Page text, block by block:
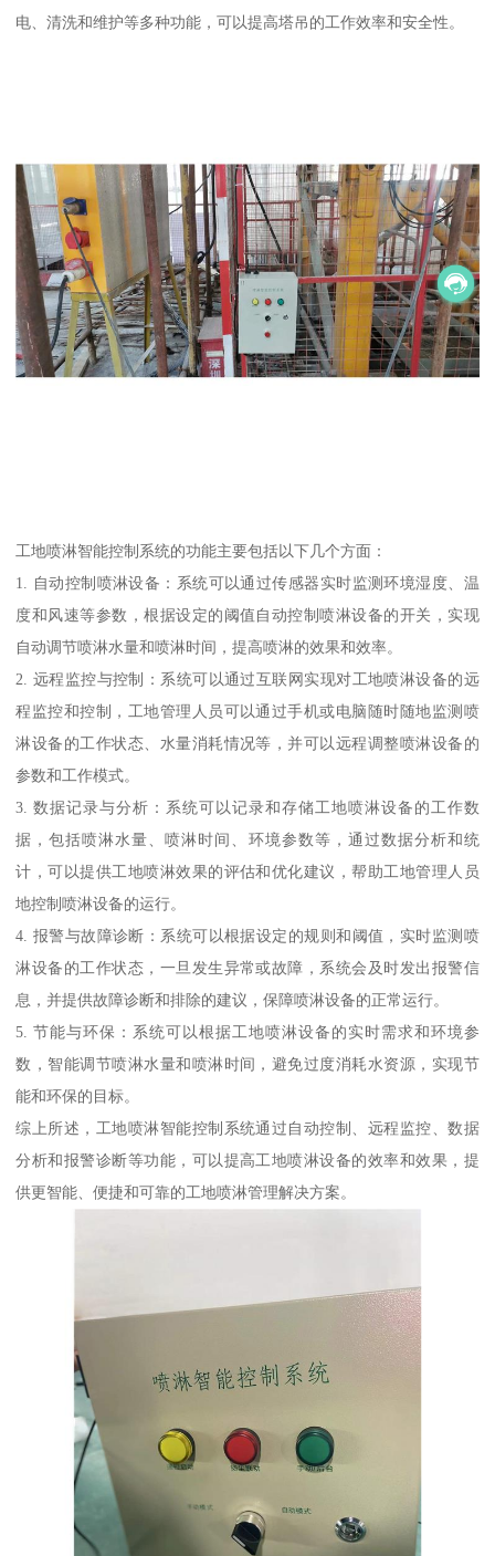
电、清洗和维护等多种功能，可以提高塔吊的工作效率和安全性。
工地喷淋智能控制系统的功能主要包括以下几个方面：
1. 自动控制喷淋设备：系统可以通过传感器实时监测环境湿度、温
度和风速等参数，根据设定的阈值自动控制喷淋设备的开关，实现
自动调节喷淋水量和喷淋时间，提高喷淋的效果和效率。
2. 远程监控与控制：系统可以通过互联网实现对工地喷淋设备的远
程监控和控制，工地管理人员可以通过手机或电脑随时随地监测喷
淋设备的工作状态、水量消耗情况等，并可以远程调整喷淋设备的
参数和工作模式。
3. 数据记录与分析：系统可以记录和存储工地喷淋设备的工作数
据，包括喷淋水量、喷淋时间、环境参数等，通过数据分析和统
计，可以提供工地喷淋效果的评估和优化建议，帮助工地管理人员
地控制喷淋设备的运行。
4. 报警与故障诊断：系统可以根据设定的规则和阈值，实时监测喷
淋设备的工作状态，一旦发生异常或故障，系统会及时发出报警信
息，并提供故障诊断和排除的建议，保障喷淋设备的正常运行。
5. 节能与环保：系统可以根据工地喷淋设备的实时需求和环境参
数，智能调节喷淋水量和喷淋时间，避免过度消耗水资源，实现节
能和环保的目标。
综上所述，工地喷淋智能控制系统通过自动控制、远程监控、数据
分析和报警诊断等功能，可以提高工地喷淋设备的效率和效果，提
供更智能、便捷和可靠的工地喷淋管理解决方案。